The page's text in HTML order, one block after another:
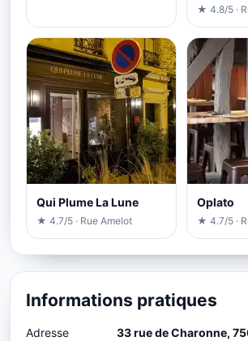
★ 4.8/5 ·
Qui Plume La Lune
★ 4.7/5 · Rue Amelot
Oplato
★ 4.7/5 ·
Informations pratiques
Adresse 33 rue de Charonne,